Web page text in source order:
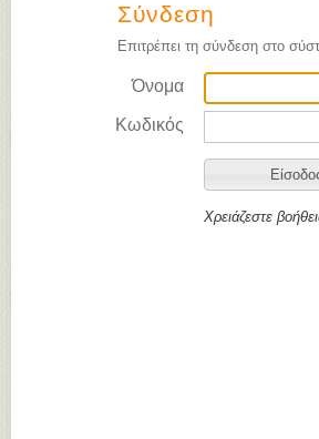
Σύνδεση
Επιτρέπει τη σύνδεση στο
Όνομα
Κωδικός
Χρειάζεστε